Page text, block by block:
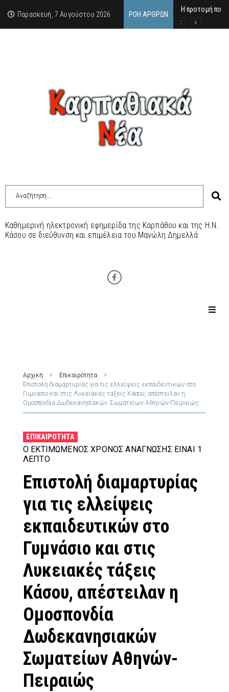
Παρασκευή, 7 Αυγούστου 2026 ΡΟΉ ΆΡΘΡΩΝ
Η προτομή που
Ο αιώνιος
Δικαστική
Καθημερινή ηλεκτρονική εφημερίδα της Καρπάθου και της Η.Ν.
Κάσου σε διεύθυνση και επιμέλεια του Μανώλη Δημελλά
Αρχική
Επικαιρότητα
Επιστολή διαμαρτυρίας για τις ελλείψεις εκπαιδευτικών στο
Γυμνάσιο και στις Λυκειακές τάξεις Κάσου, απέστειλαν η
Ομοσπονδία Δωδεκανησιακών Σωματείων Αθηνών-Πειραιώς
ΕΠΙΚΑΙΡΌΤΗΤΑ
Ο ΕΚΤΙΜΏΜΕΝΟΣ ΧΡΌΝΟΣ ΑΝΆΓΝΩΣΗΣ ΕΊΝΑΙ 1
ΛΕΠΤΌ
Επιστολή διαμαρτυρίας
για τις ελλείψεις
εκπαιδευτικών στο
Γυμνάσιο και στις
Λυκειακές τάξεις
Κάσου, απέστειλαν η
Ομοσπονδία
Δωδεκανησιακών
Σωματείων Αθηνών-
Πειραιώς